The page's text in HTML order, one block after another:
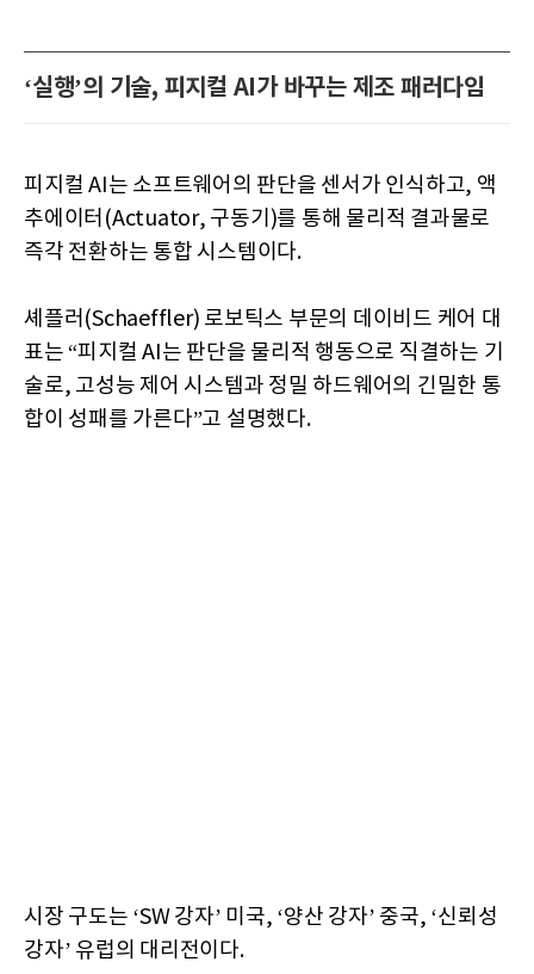
‘실행’의 기술, 피지컬 AI가 바꾸는 제조 패러다임
피지컬 AI는 소프트웨어의 판단을 센서가 인식하고, 액
추에이터(Actuator, 구동기)를 통해 물리적 결과물로
즉각 전환하는 통합 시스템이다.
셰플러(Schaeffler) 로보틱스 부문의 데이비드 케어 대
표는 “피지컬 AI는 판단을 물리적 행동으로 직결하는 기
술로, 고성능 제어 시스템과 정밀 하드웨어의 긴밀한 통
합이 성패를 가른다”고 설명했다.
시장 구도는 ‘SW 강자’ 미국, ‘양산 강자’ 중국, ‘신뢰성
강자’ 유럽의 대리전이다.